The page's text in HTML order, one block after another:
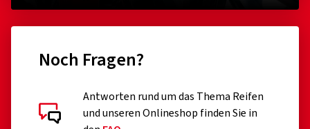
Noch Fragen?
Antworten rund um das Thema Reifen
und unseren Onlineshop finden Sie in